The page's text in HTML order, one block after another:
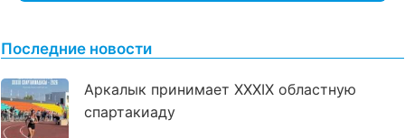
Последние новости
Аркалык принимает XXXIX областную
спартакиаду